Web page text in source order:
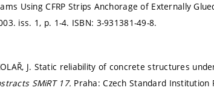
Using CFRP Strips Anchorage of Externally
iss. 1, p. 1-4. ISBN: 3-931381-49-8.
J. Static reliability of concrete structures
SMiRT 17. Praha: Czech Standard Institution